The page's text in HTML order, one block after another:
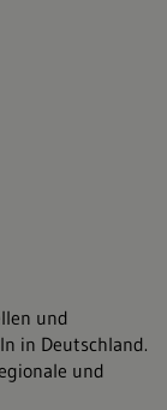
und
in Deutschland.
und